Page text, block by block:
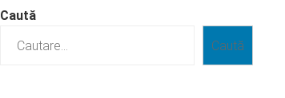
Caută
Caută